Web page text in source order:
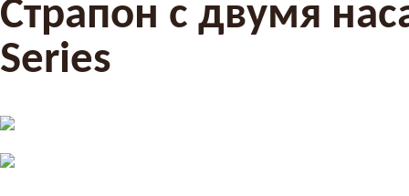
Страпон с двумя
Series